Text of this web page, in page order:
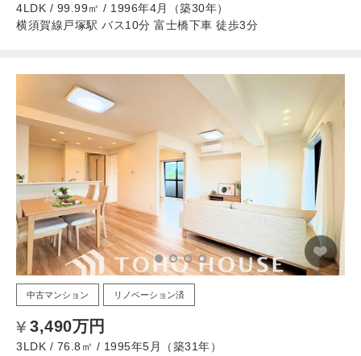
4LDK / 99.99㎡ / 1996年4月（築30年）
横須賀線戸塚駅 バス10分 富士橋下車 徒歩3分
中古マンション リノベーション済
3,490万円
3LDK / 76.8㎡ / 1995年5月（築31年）